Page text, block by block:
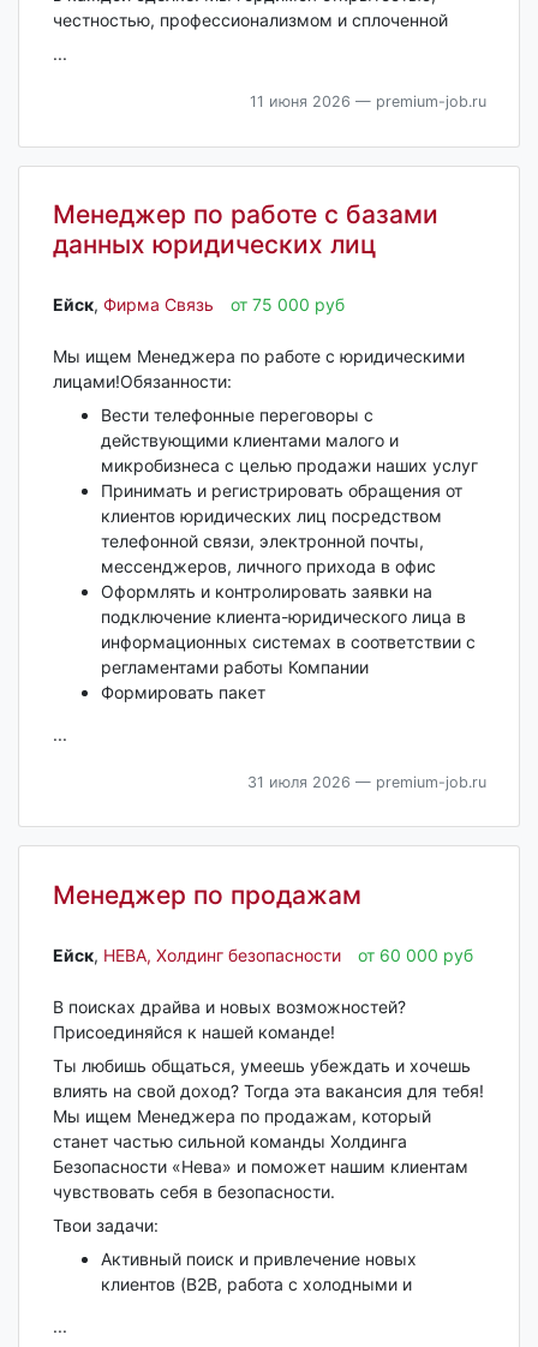
честностью, профессионализмом и сплоченной
...
11 июня 2026 — premium-job.ru
Менеджер по работе с базами
данных юридических лиц
Ейск‎, Фирма Связь от 75 000 руб
Мы ищем Менеджера по работе с юридическими
лицами!Обязанности:
Вести телефонные переговоры с
действующими клиентами малого и
микробизнеса с целью продажи наших услуг
Принимать и регистрировать обращения от
клиентов юридических лиц посредством
телефонной связи, электронной почты,
мессенджеров, личного прихода в офис
Оформлять и контролировать заявки на
подключение клиента-юридического лица в
информационных системах в соответствии с
регламентами работы Компании
Формировать пакет
...
31 июля 2026 — premium-job.ru
Менеджер по продажам
Ейск‎, НЕВА, Холдинг безопасности от 60 000 руб
В поисках драйва и новых возможностей?
Присоединяйся к нашей команде!
Ты любишь общаться, умеешь убеждать и хочешь
влиять на свой доход? Тогда эта вакансия для тебя!
Мы ищем Менеджера по продажам, который
станет частью сильной команды Холдинга
Безопасности «Нева» и поможет нашим клиентам
чувствовать себя в безопасности.
Твои задачи:
Активный поиск и привлечение новых
клиентов (B2B, работа с холодными и
...